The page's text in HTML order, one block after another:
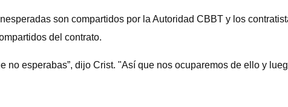
son compartidos por la Autoridad CBBT y los
del contrato.
no esperabas”, dijo Crist. "Así que nos ocuparemos de ello y